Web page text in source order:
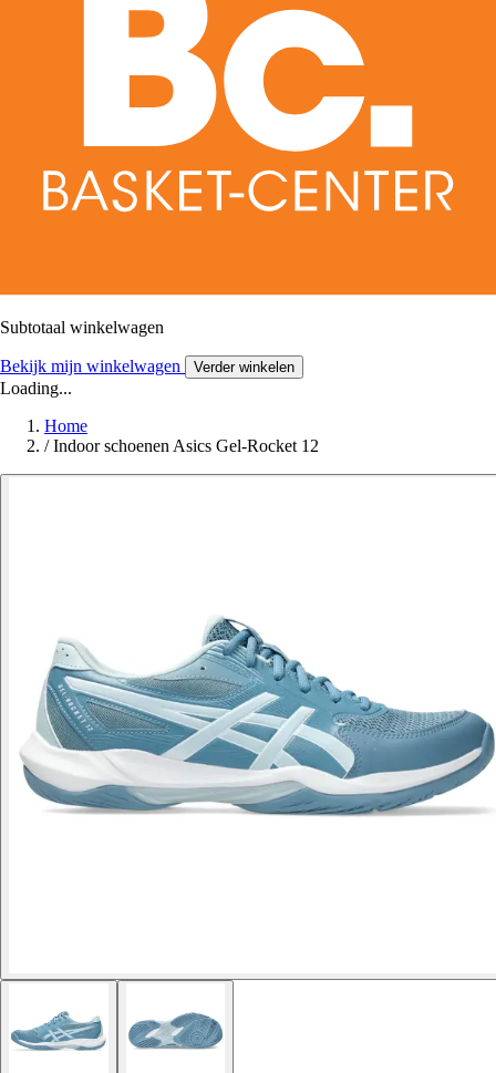
Subtotaal winkelwagen
Bekijk mijn winkelwagen Verder winkelen
Loading...
Home
/ Indoor schoenen Asics Gel-Rocket 12